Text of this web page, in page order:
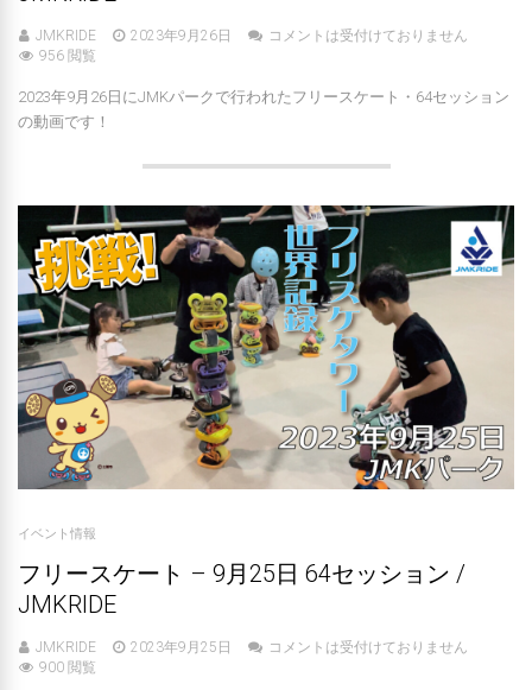
JMKRIDE 2023年9月26日
コメントは受付けておりません
956 閲覧
2023年9月26日にJMKパークで行われたフリースケート・64セッション
の動画です！
イベント情報
フリースケート – 9月25日 64セッション /
JMKRIDE
JMKRIDE 2023年9月25日
コメントは受付けておりません
900 閲覧